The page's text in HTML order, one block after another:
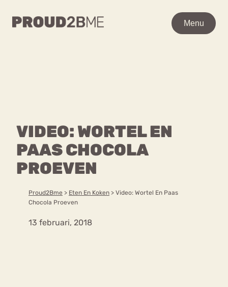
inhoud
Menu
VIDEO: WORTEL EN
PAAS CHOCOLA
PROEVEN
Proud2Bme > Eten En Koken > Video: Wortel En Paas
Chocola Proeven
13 februari, 2018
Menu
Content
WAAR BEN JE NAAR OP
Over proud2bme
Contact
Proud in de media
Vacatures
VEEL GEZOCHTE TERMEN